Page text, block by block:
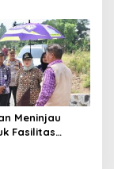
Meninjau
Fasilitas